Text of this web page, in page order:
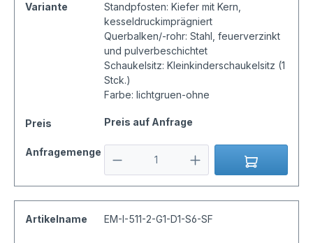
Variante
Standpfosten: Kiefer mit Kern,
kesseldruckimprägniert
Querbalken/-rohr: Stahl, feuerverzinkt
und pulverbeschichtet
Schaukelsitz: Kleinkinderschaukelsitz (1
Stck.)
Farbe: lichtgruen-ohne
Preis Preis auf Anfrage
Anfragemenge
Artikelname EM-I-511-2-G1-D1-S6-SF